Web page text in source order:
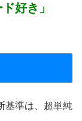
好き」
基準は、超単純